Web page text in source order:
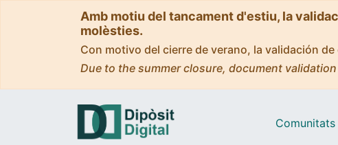
Amb motiu del tancament d'estiu, la
molèsties.
Con motivo del cierre de verano, la validación
Due to the summer closure, document
Comunitats